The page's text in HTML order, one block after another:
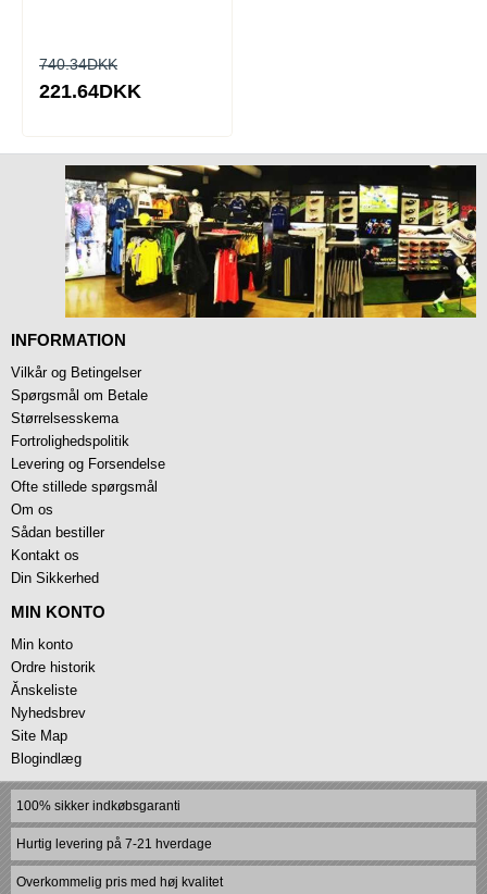
740.34DKK
221.64DKK
INFORMATION
Vilkår og Betingelser
Spørgsmål om Betale
Størrelsesskema
Fortrolighedspolitik
Levering og Forsendelse
Ofte stillede spørgsmål
Om os
Sådan bestiller
Kontakt os
Din Sikkerhed
MIN KONTO
Min konto
Ordre historik
Ănskeliste
Nyhedsbrev
Site Map
Blogindlæg
100% sikker indkøbsgaranti
Hurtig levering på 7-21 hverdage
Overkommelig pris med høj kvalitet